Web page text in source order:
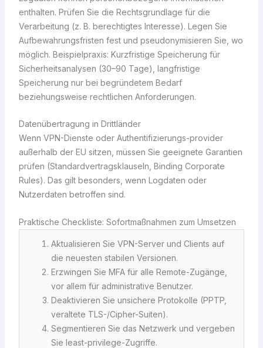
enthalten. Prüfen Sie die Rechtsgrundlage für die
Verarbeitung (z. B. berechtigtes Interesse). Legen Sie
Aufbewahrungsfristen fest und pseudonymisieren Sie, wo
möglich. Beispielpraxis: Kurzfristige Speicherung für
Sicherheitsanalysen (30–90 Tage), langfristige
Speicherung nur bei begründetem Bedarf
beziehungsweise rechtlichen Anforderungen.
Datenübertragung in Drittländer
Wenn VPN-Dienste oder Authentifizierungs-provider
außerhalb der EU sitzen, müssen Sie geeignete Garantien
prüfen (Standardvertragsklauseln, Binding Corporate
Rules). Das gilt besonders, wenn Logdaten oder
Nutzerdaten betroffen sind.
Praktische Checkliste: Sofortmaßnahmen zum Umsetzen
Aktualisieren Sie VPN-Server und Clients auf
die neuesten stabilen Versionen.
Erzwingen Sie MFA für alle Remote-Zugänge,
vor allem für administrative Benutzer.
Deaktivieren Sie unsichere Protokolle (PPTP,
veraltete TLS-/Cipher-Suiten).
Segmentieren Sie das Netzwerk und vergeben
Sie least-privilege-Zugriffe.